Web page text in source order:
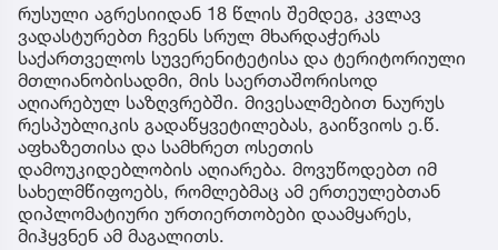
რუსული აგრესიიდან 18 წლის შემდეგ, კვლავ
ვადასტურებთ ჩვენს სრულ მხარდაჭერას
საქართველოს სუვერენიტეტისა და ტერიტორიული
მთლიანობისადმი, მის საერთაშორისოდ
აღიარებულ საზღვრებში. მივესალმებით ნაურუს
რესპუბლიკის გადაწყვეტილებას, გაიწვიოს ე.წ.
აფხაზეთისა და სამხრეთ ოსეთის
დამოუკიდებლობის აღიარება. მოვუწოდებთ იმ
სახელმწიფოებს, რომლებმაც ამ ერთეულებთან
დიპლომატიური ურთიერთობები დაამყარეს,
მიჰყვნენ ამ მაგალითს.